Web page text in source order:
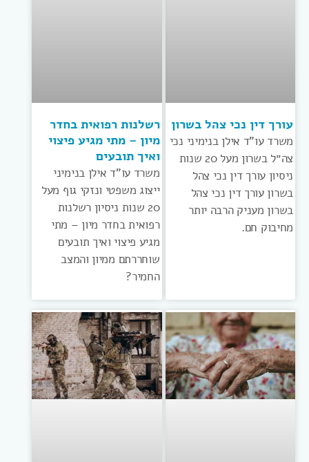
עורך דין נכי צהל בשרון
משרד עו”ד אילן בנימיני נכי
צה״ל בשרון מעל 20 שנות
ניסיון עורך דין נכי צהל
בשרון עורך דין נכי צהל
בשרון מעניק הרבה יותר
מחיבוק חם.
רשלנות רפואית בחדר
מיון – מתי מגיע פיצוי
ואיך תובעים
משרד עו”ד אילן בנימיני
ייצוג משפטי ונזקי גוף מעל
20 שנות ניסיון רשלנות
רפואית בחדר מיון – מתי
מגיע פיצוי ואיך תובעים
שוחררתם ממיון והמצב
החמיר?